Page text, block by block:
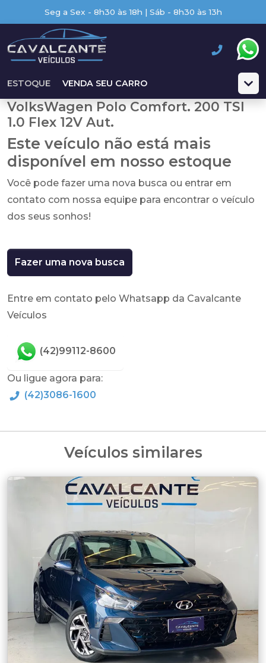
Seg a Sex - 8h30 às 18h | Sáb - 8h30 às 13h
ESTOQUE VENDA SEU CARRO
VolksWagen Polo Comfort. 200 TSI
1.0 Flex 12V Aut.
Este veículo não está mais
disponível em nosso estoque
Você pode fazer uma nova busca ou entrar em
contato com nossa equipe para encontrar o veículo
dos seus sonhos!
Fazer uma nova busca
Entre em contato pelo Whatsapp da Cavalcante
Veículos
(42)99112-8600
Ou ligue agora para:
(42)3086-1600
Veículos similares